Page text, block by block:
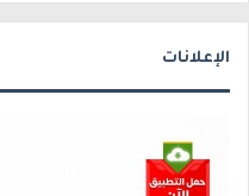
الإعلانات